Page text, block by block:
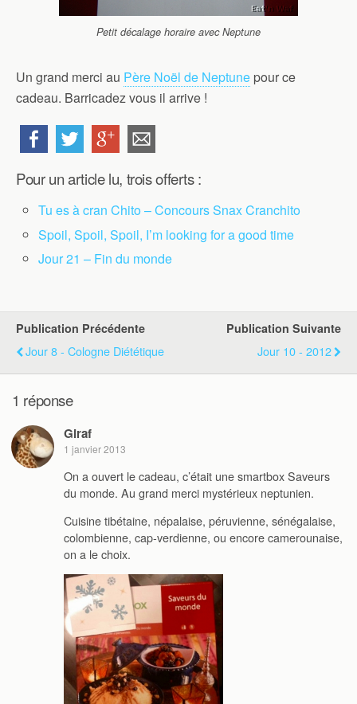
Petit décalage horaire avec Neptune
Un grand merci au Père Noël de Neptune pour ce
cadeau. Barricadez vous il arrive !
Pour un article lu, trois offerts :
Tu es à cran Chito – Concours Snax Cranchito
Spoil, Spoil, Spoil, I’m looking for a good time
Jour 21 – Fin du monde
Publication Précédente
Jour 8 - Cologne Diététique
Publication Suivante
Jour 10 - 2012
1 réponse
Giraf
1 janvier 2013
On a ouvert le cadeau, c’était une smartbox Saveurs
du monde. Au grand merci mystérieux neptunien.
Cuisine tibétaine, népalaise, péruvienne, sénégalaise,
colombienne, cap-verdienne, ou encore camerounaise,
on a le choix.